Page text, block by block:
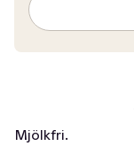
Mjölkfri.